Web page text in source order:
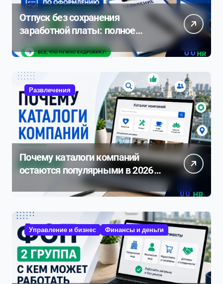
Отпуск без сохранения
заработной платы: полное
руководство по оформлению и
нюансам 2026
Развлечения
Почему каталоги компаний
остаются популярными в 2026
Управление и бизнес Финансы и деньги